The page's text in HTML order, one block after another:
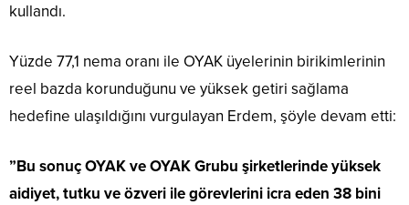
kullandı.
Yüzde 77,1 nema oranı ile OYAK üyelerinin birikimlerinin
reel bazda korunduğunu ve yüksek getiri sağlama
hedefine ulaşıldığını vurgulayan Erdem, şöyle devam etti:
”Bu sonuç OYAK ve OYAK Grubu şirketlerinde yüksek
aidiyet, tutku ve özveri ile görevlerini icra eden 38 bini